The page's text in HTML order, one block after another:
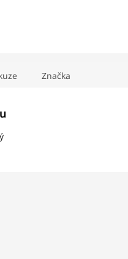
Značka